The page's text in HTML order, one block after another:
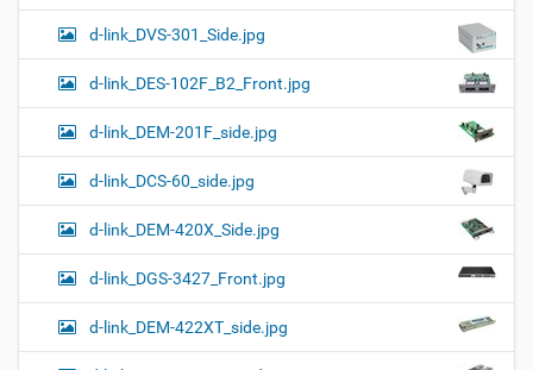
d-link_DVS-301_Side.jpg
d-link_DES-102F_B2_Front.jpg
d-link_DEM-201F_side.jpg
d-link_DCS-60_side.jpg
d-link_DEM-420X_Side.jpg
d-link_DGS-3427_Front.jpg
d-link_DEM-422XT_side.jpg